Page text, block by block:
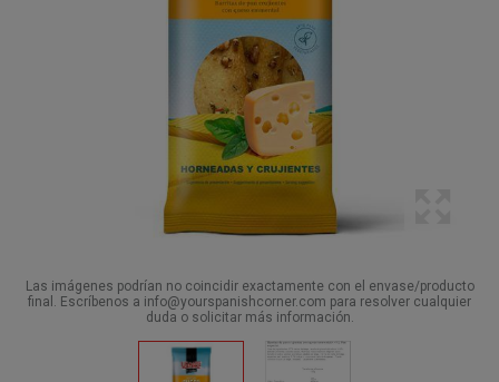
Las imágenes podrían no coincidir exactamente con el envase/producto
final. Escríbenos a info@yourspanishcorner.com para resolver cualquier
duda o solicitar más información.